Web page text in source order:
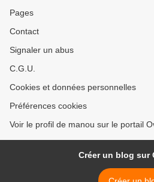
Pages
Contact
Signaler un abus
C.G.U.
Cookies et données personnelles
Préférences cookies
Voir le profil de manou sur le portail
Créer un blog sur